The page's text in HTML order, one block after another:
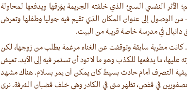
الأثر النفسي السيئ الذي خلفته الجريمة يؤرقها ويدفعها لمحاولة
الوصول إلى عنوان المكان الذي تقيم فيه جوليا وطفلها وتعرض
دانيال في مدرسة خاصة قريبة من البيت.
مطربة سابقة وتوقفت عن الغناء مرغمة بطلب من زوجها، لكن
عليها، ما يدفعها للكذب وهو ما لا تود أن تستمر فيه إلى الأبد. تعيش
التصرف أمام حادث بسيط كان يمكن أن يمر بسلام. هناك مشهد
في قفص، تظهر منى في الكادر وهي خلف قضبان الشرفة. نرى